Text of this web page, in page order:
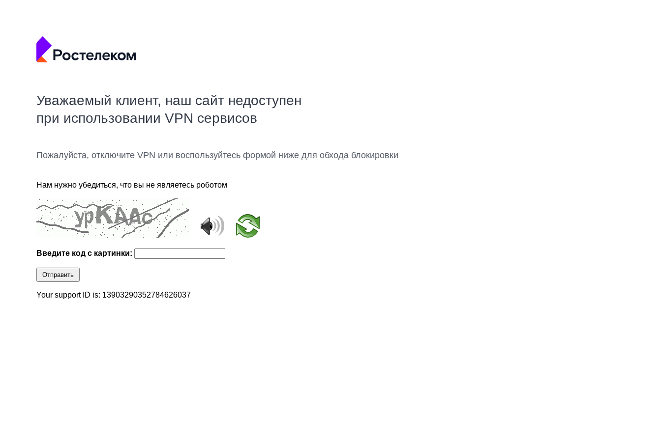
Уважаемый клиент, наш сайт недоступен
при использовании VPN сервисов
Пожалуйста, отключите VPN или воспользуйтесь формой ниже для обхода блокировки
Нам нужно убедиться, что вы не являетесь роботом
Введите код с картинки:
Отправить
Your support ID is: 13903290352784626037